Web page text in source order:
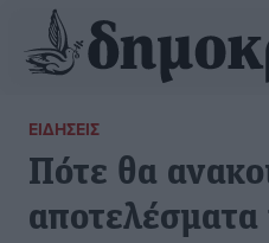
ΕΙΔΉΣΕΙΣ
Πότε θα
αποτελέσματα